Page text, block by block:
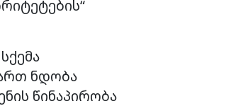
ნდობა
წინაპირობა